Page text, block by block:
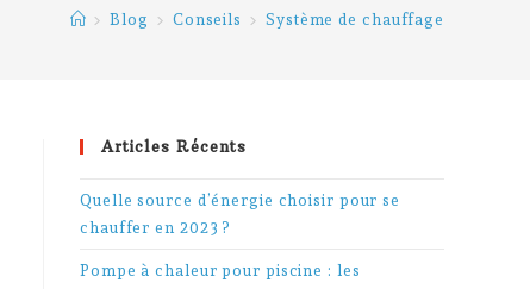
> Blog > Conseils > Système de chauffage
Articles Récents
Quelle source d’énergie choisir pour se
chauffer en 2023 ?
Pompe à chaleur pour piscine : les